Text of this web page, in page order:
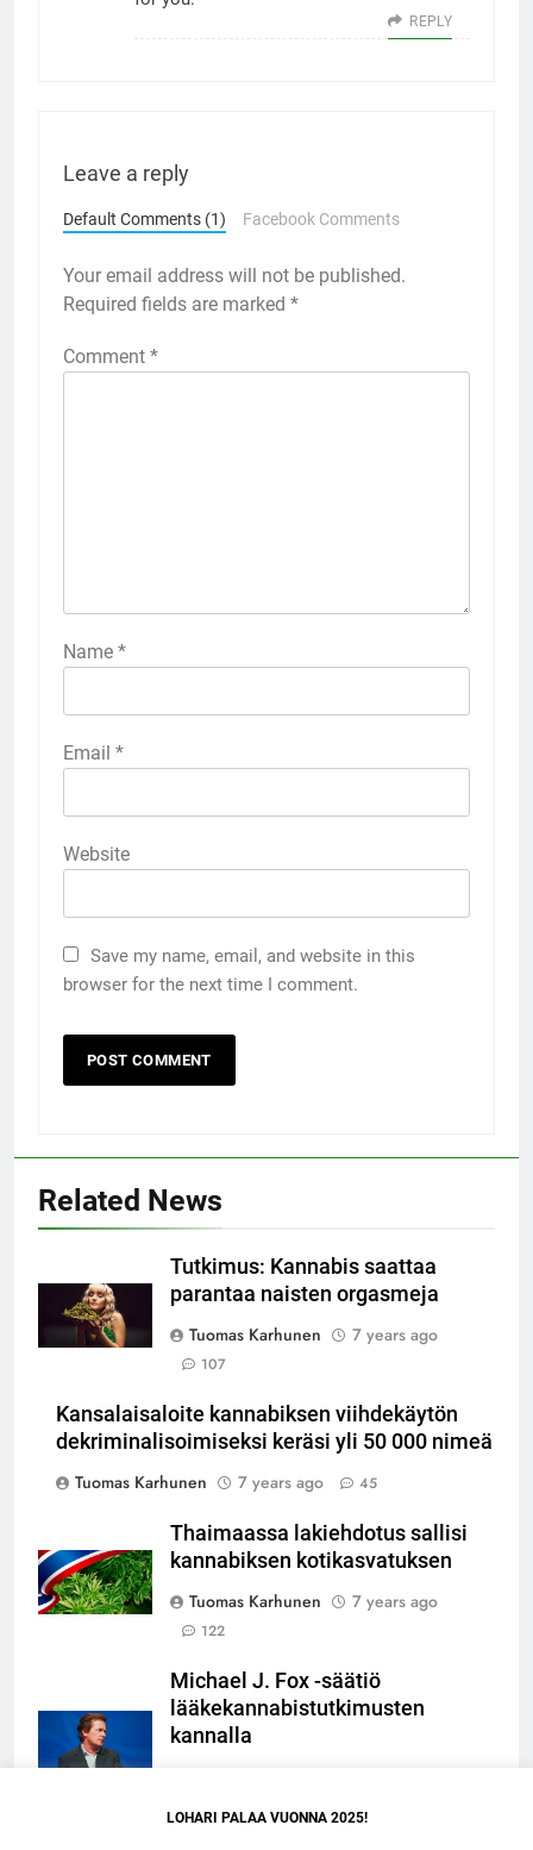
REPLY
Leave a reply
Default Comments (1) Facebook Comments
Your email address will not be published.
Required fields are marked *
Comment *
Name *
Email *
Website
Save my name, email, and website in this
browser for the next time I comment.
Related News
Tutkimus: Kannabis saattaa
parantaa naisten orgasmeja
Tuomas Karhunen
7 years ago
107
Kansalaisaloite kannabiksen viihdekäytön
dekriminalisoimiseksi keräsi yli 50 000 nimeä
Tuomas Karhunen
7 years ago 45
Thaimaassa lakiehdotus sallisi
kannabiksen kotikasvatuksen
Tuomas Karhunen
7 years ago
122
Michael J. Fox -säätiö
lääkekannabistutkimusten
kannalla
LOHARI PALAA VUONNA 2025!